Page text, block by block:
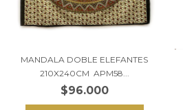
MANDALA DOBLE ELEFANTES
210X240CM APM58...
$96.000